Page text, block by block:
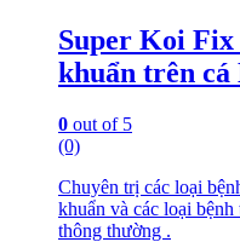
Super Koi
khuẩn trên cá
0 out of 5
(0)
Chuyên trị các loại
khuẩn và các loại
thông thường .